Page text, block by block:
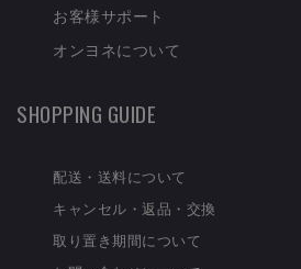
お客様サポート
オンヨネについて
SHOPPING GUIDE
配送・送料について
キャンセル・返品・交換
取り置き期間について